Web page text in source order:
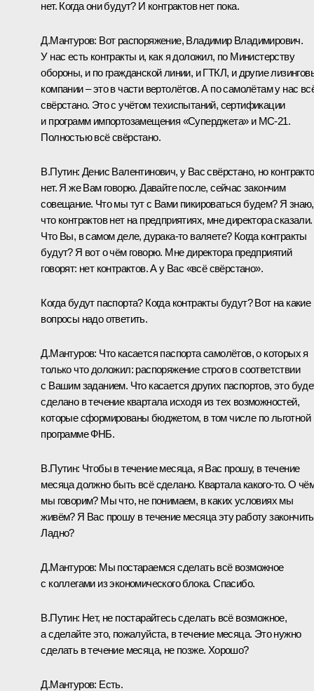
нет. Когда они будут? И контрактов нет пока.
Д.Мантуров: Вот распоряжение, Владимир Владимирович.
У нас есть контракты и, как я доложил, по Министерству
обороны, и по гражданской линии, и ГТКЛ, и другие
компании – это в части вертолётов. А по самолётам у нас
свёрстано. Это с учётом техиспытаний, сертификации
и программ импортозамещения «Суперджета» и МС-21.
Полностью всё свёрстано.
В.Путин: Денис Валентинович, у Вас свёрстано, но
нет. Я же Вам говорю. Давайте после, сейчас закончим
совещание. Что мы тут с Вами пикироваться будем? Я знаю,
что контрактов нет на предприятиях, мне директора сказали.
Что Вы, в самом деле, дурака-то валяете? Когда контракты
будут? Я вот о чём говорю. Мне директора предприятий
говорят: нет контрактов. А у Вас «всё свёрстано».
Когда будут паспорта? Когда контракты будут? Вот на какие
вопросы надо ответить.
Д.Мантуров: Что касается паспорта самолётов, о которых я
только что доложил: распоряжение строго в соответствии
с Вашим заданием. Что касается других паспортов, это
сделано в течение квартала исходя из тех возможностей,
которые сформированы бюджетом, в том числе по льготной
программе ФНБ.
В.Путин: Чтобы в течение месяца, я Вас прошу, в течение
месяца должно быть всё сделано. Квартала какого-то. О
мы говорим? Мы что, не понимаем, в каких условиях мы
живём? Я Вас прошу в течение месяца эту работу
Ладно?
Д.Мантуров: Мы постараемся сделать всё возможное
с коллегами из экономического блока. Спасибо.
В.Путин: Нет, не постарайтесь сделать всё возможное,
а сделайте это, пожалуйста, в течение месяца. Это нужно
сделать в течение месяца, не позже. Хорошо?
Д.Мантуров: Есть.